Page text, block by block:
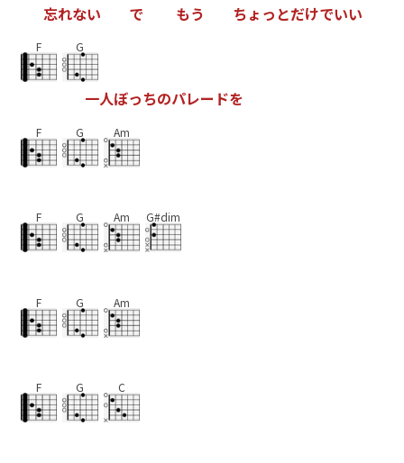
忘れない で もう ちょ っ とだけでいい
F G
一人ぼっちのパレー ドを
F G Am
F G Am G#dim
F G Am
F G C